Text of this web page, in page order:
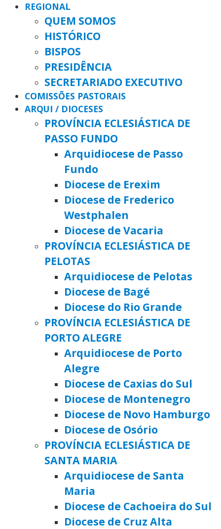
REGIONAL
QUEM SOMOS
HISTÓRICO
BISPOS
PRESIDÊNCIA
SECRETARIADO EXECUTIVO
COMISSÕES PASTORAIS
ARQUI / DIOCESES
PROVÍNCIA ECLESIÁSTICA DE
PASSO FUNDO
Arquidiocese de Passo
Fundo
Diocese de Erexim
Diocese de Frederico
Westphalen
Diocese de Vacaria
PROVÍNCIA ECLESIÁSTICA DE
PELOTAS
Arquidiocese de Pelotas
Diocese de Bagé
Diocese do Rio Grande
PROVÍNCIA ECLESIÁSTICA DE
PORTO ALEGRE
Arquidiocese de Porto
Alegre
Diocese de Caxias do Sul
Diocese de Montenegro
Diocese de Novo Hamburgo
Diocese de Osório
PROVÍNCIA ECLESIÁSTICA DE
SANTA MARIA
Arquidiocese de Santa
Maria
Diocese de Cachoeira do Sul
Diocese de Cruz Alta